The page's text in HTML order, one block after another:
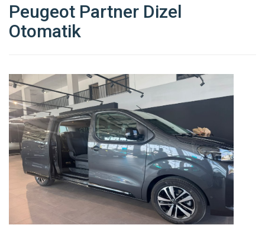
Peugeot Partner Dizel
Otomatik